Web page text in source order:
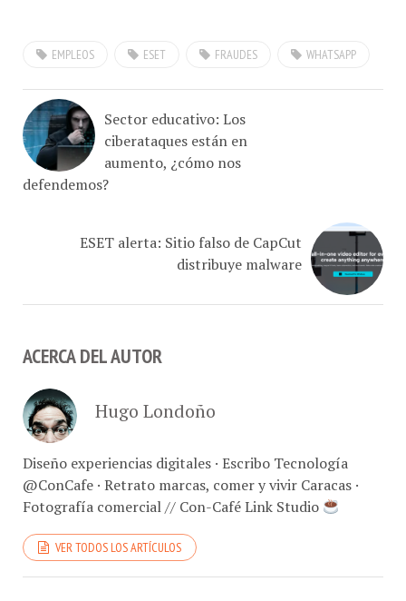
Investigación de ESET
detectado una muestra de
una campaña que relaciona
a WhatsApp y Zeus, una…
EMPLEOS ESET FRAUDES WHATSAPP
Sector educativo: Los
ciberataques están en
aumento, ¿cómo nos
defendemos?
ESET alerta: Sitio falso de CapCut
distribuye malware
ACERCA DEL AUTOR
Hugo Londoño
Diseño experiencias digitales · Escribo Tecnología
@ConCafe · Retrato marcas, comer y vivir Caracas ·
Fotografía comercial // Con-Café Link Studio
VER TODOS LOS ARTÍCULOS